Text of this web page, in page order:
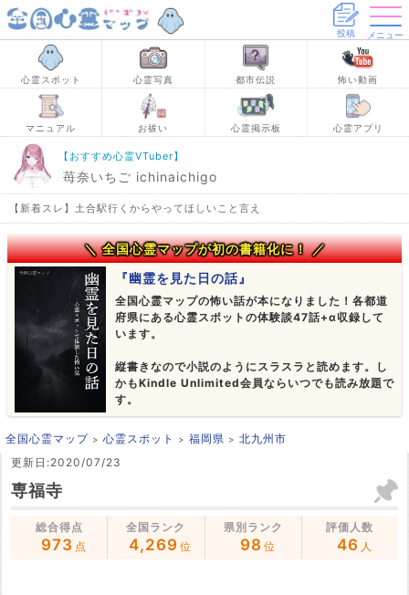
投稿 メニュー
心霊スポット 心霊写真 都市伝説 怖い動画
マニュアル お祓い 心霊掲示板 心霊アプリ
【おすすめ心霊VTuber】
苺奈いちご ichinaichigo
【新着スレ】土合駅行くからやってほしいこと言え
＼ 全国心霊マップが初の書籍化に！ ／
『幽霊を見た日の話』
全国心霊マップの怖い話が本になりました！各都道
府県にある心霊スポットの体験談47話+α収録して
います。
縦書きなので小説のようにスラスラと読めます。し
かもKindle Unlimited会員ならいつでも読み放題で
す。
全国心霊マップ 心霊スポット 福岡県
北九州市
更新日:2020/07/23
専福寺
総合得点
973 点
全国ランク
4,269 位
県別ランク
98 位
評価人数
46 人